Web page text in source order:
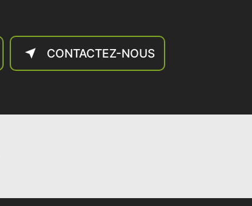
CONTACTEZ-NOUS